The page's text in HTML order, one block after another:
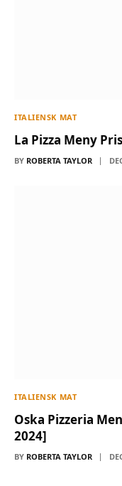
ITALIENSK MAT
La Pizza Meny
BY ROBERTA TAYLOR
ITALIENSK MAT
Oska Pizzeria
2024]
BY ROBERTA TAYLOR